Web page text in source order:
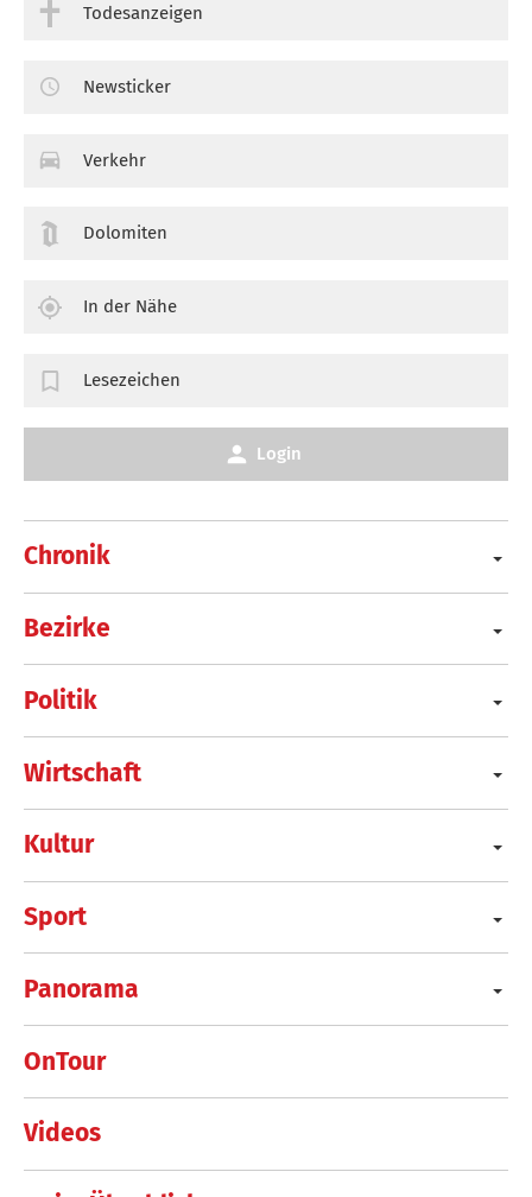
Chronik
Bezirke
Politik
Wirtschaft
Kultur
Sport
Panorama
OnTour
Videos
Todesanzeigen
Newsticker
Verkehr
Dolomiten
In der Nähe
Lesezeichen
Login